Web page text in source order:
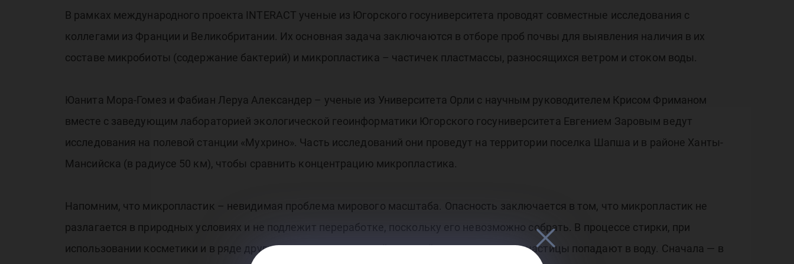
В рамках международного проекта INTERACT ученые из Югорского госуниверситета проводят совместные исследования с
коллегами из Франции и Великобритании. Их основная задача заключаются в отборе проб почвы для выявления наличия в их
составе микробиоты (содержание бактерий) и микропластика – частичек пластмассы, разносящихся ветром и стоком воды.
Юанита Мора-Гомез и Фабиан Леруа Александер – ученые из Университета Орли с научным руководителем Крисом Фриманом
вместе с заведующим лабораторией экологической геоинформатики Югорского госуниверситета Евгением Заровым ведут
исследования на полевой станции «Мухрино». Часть исследований они проведут на территории поселка Шапша и в районе Ханты-
Мансийска (в радиусе 50 км), чтобы сравнить концентрацию микропластика.
Напомним, что микропластик – невидимая проблема мирового масштаба. Опасность заключается в том, что микропластик не
разлагается в природных условиях и не подлежит переработке, поскольку его невозможно собрать. В процессе стирки, при
использовании косметики и в ряде других привычных ситуаций мельчайшие пластиковые частицы попадают в воду. Сначала — в